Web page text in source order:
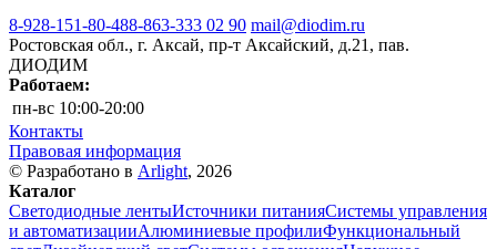
8-928-151-80-488-863-333 02 90 mail@diodim.ru
Ростовская обл., г. Аксай, пр-т Аксайский, д.21, пав.
ДИОДИМ
Работаем:
пн-вс 10:00-20:00
Контакты
Правовая информация
© Разработано в Arlight, 2026
Каталог
Светодиодные лентыИсточники питанияСистемы управления
и автоматизацииАлюминиевые профилиФункциональный